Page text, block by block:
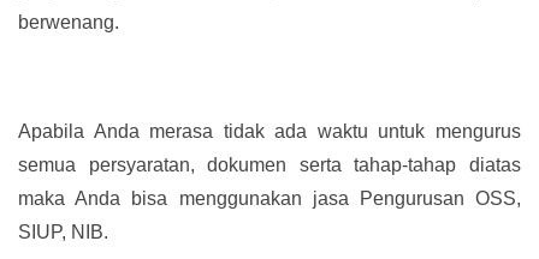
berwenang.
Apabila Anda merasa tidak ada waktu untuk mengurus
semua persyaratan, dokumen serta tahap-tahap diatas
maka Anda bisa menggunakan jasa Pengurusan OSS,
SIUP, NIB.